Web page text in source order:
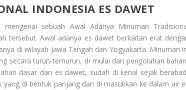
INDONESIA ES DAWET
sebuah Awal Adanya Minuman
tersebut. Awal adanya es dawet berkaitan erat
di wilayah Jawa Tengah dan Yogyakarta. Minuman
secara turun-temurun, di mulai dari pengolahan
dasar dari es dawet, sudah di kenal sejak
di bentuk panjang dan di masukkan ke dalam air